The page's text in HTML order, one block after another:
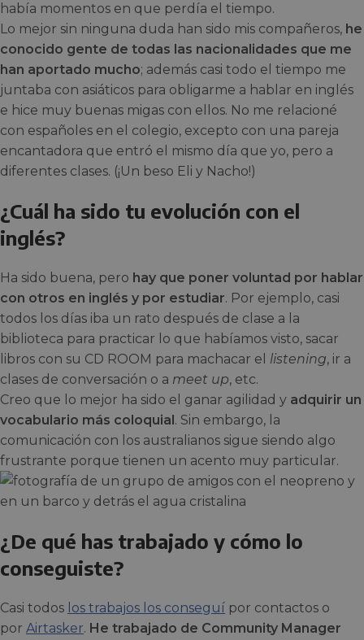
había momentos en que perdía el tiempo.
Lo mejor sin ninguna duda han sido mis compañeros, he
conocido gente de todas las nacionalidades que me
han aportado mucho; además casi todo el tiempo me
juntaba con asiáticos para obligarme a hablar en inglés
e hice muy buenas migas con ellos. No me relacioné
con españoles en el colegio, excepto con una pareja
encantadora que entró el mismo día que yo, pero a
diferentes clases. (¡Un beso Eli y Nacho!)
¿Cuál ha sido tu evolución con el
inglés?
Ha sido buena, pero hay que poner voluntad por hablar
con otros en inglés y por estudiar. Por ejemplo, casi
todos los días iba un rato después de clase a la
biblioteca para practicar lo que habíamos visto, sacar
libros con su CD ROOM para machacar el listening, ir a
clases de conversación o a meet up, etc.
Creo que lo mejor ha sido el ganar agilidad y adquirir un
vocabulario más coloquial. Sin embargo, la
comunicación con los australianos sigue siendo algo
frustrante porque tienen un acento muy particular.
¿De qué has trabajado y cómo lo
conseguiste?
Casi todos los trabajos los conseguí por contactos o
por Airtasker. He trabajado de Community Manager